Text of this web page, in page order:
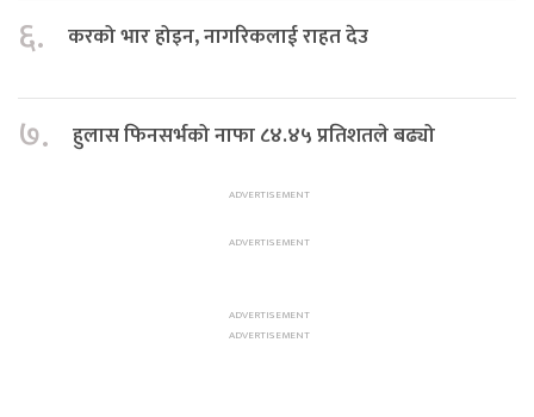
६. करको भार होइन, नागरिकलाई राहत देउ
७. हुलास फिनसर्भको नाफा ८४.४५ प्रतिशतले बढ्यो